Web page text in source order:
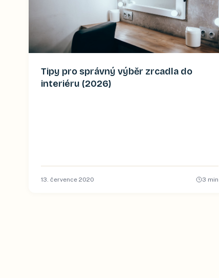
Tipy pro správný výběr zrcadla do
interiéru (2026)
13. července 2020 3 min